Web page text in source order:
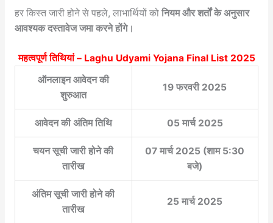
हर किस्त जारी होने से पहले, लाभार्थियों को नियम और शर्तों के अनुसार
आवश्यक दस्तावेज जमा करने होंगे।
महत्वपूर्ण तिथियां – Laghu Udyami Yojana Final List 2025
ऑनलाइन आवेदन की
शुरुआत
19 फरवरी 2025
आवेदन की अंतिम तिथि 05 मार्च 2025
चयन सूची जारी होने की
तारीख
07 मार्च 2025 (शाम 5:30
बजे)
अंतिम सूची जारी होने की
तारीख
25 मार्च 2025